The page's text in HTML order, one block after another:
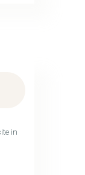
in